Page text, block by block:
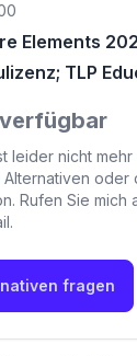
Elements
TLP
leider nicht
oder
Rufen Sie mich
fragen